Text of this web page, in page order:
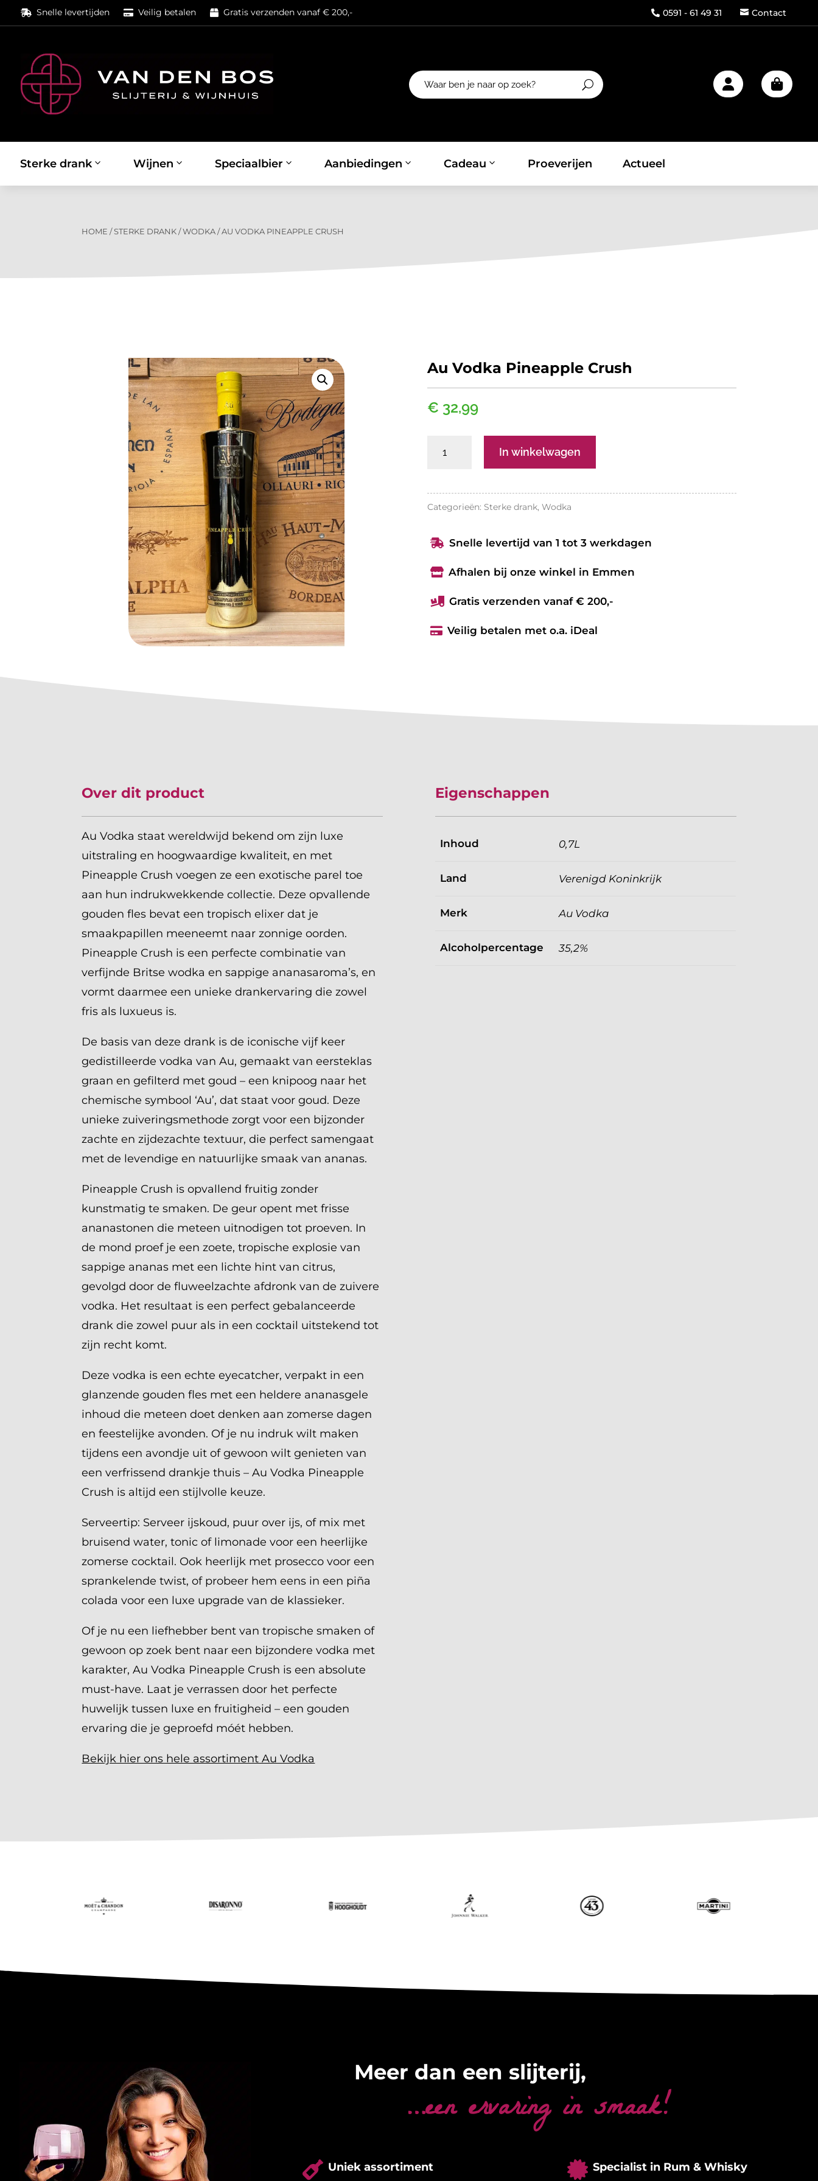
 Snelle levertijden  Veilig betalen  Gratis verzenden vanaf € 200,-  0591 - 61 49 31  Contact

Sterke drank Wijnen Speciaalbier Aanbiedingen Cadeau Proeverijen Actueel
HOME /STERKE DRANK /WODKA /AU VODKA PINEAPPLE CRUSH
Au Vodka Pineapple Crush
€ 32,99
Crush
In winkelwagen
Categorieën: Sterke drank, Wodka
 Snelle levertijd van 1 tot 3 werkdagen
 Afhalen bij onze winkel in Emmen
 Gratis verzenden vanaf € 200,-
 Veilig betalen met o.a. iDeal
Over dit product
Au Vodka staat wereldwijd bekend om zijn luxe
uitstraling en hoogwaardige kwaliteit, en met
Pineapple Crush voegen ze een exotische parel toe
aan hun indrukwekkende collectie. Deze opvallende
gouden fles bevat een tropisch elixer dat je
smaakpapillen meeneemt naar zonnige oorden.
Pineapple Crush is een perfecte combinatie van
verfijnde Britse wodka en sappige ananasaroma’s, en
vormt daarmee een unieke drankervaring die zowel
fris als luxueus is.
De basis van deze drank is de iconische vijf keer
gedistilleerde vodka van Au, gemaakt van eersteklas
graan en gefilterd met goud – een knipoog naar het
chemische symbool ‘Au’, dat staat voor goud. Deze
unieke zuiveringsmethode zorgt voor een bijzonder
zachte en zijdezachte textuur, die perfect samengaat
met de levendige en natuurlijke smaak van ananas.
Pineapple Crush is opvallend fruitig zonder
kunstmatig te smaken. De geur opent met frisse
ananastonen die meteen uitnodigen tot proeven. In
de mond proef je een zoete, tropische explosie van
sappige ananas met een lichte hint van citrus,
gevolgd door de fluweelzachte afdronk van de zuivere
vodka. Het resultaat is een perfect gebalanceerde
drank die zowel puur als in een cocktail uitstekend tot
zijn recht komt.
Deze vodka is een echte eyecatcher, verpakt in een
glanzende gouden fles met een heldere ananasgele
inhoud die meteen doet denken aan zomerse dagen
en feestelijke avonden. Of je nu indruk wilt maken
tijdens een avondje uit of gewoon wilt genieten van
een verfrissend drankje thuis – Au Vodka Pineapple
Crush is altijd een stijlvolle keuze.
Serveertip: Serveer ijskoud, puur over ijs, of mix met
bruisend water, tonic of limonade voor een heerlijke
zomerse cocktail. Ook heerlijk met prosecco voor een
sprankelende twist, of probeer hem eens in een piña
colada voor een luxe upgrade van de klassieker.
Of je nu een liefhebber bent van tropische smaken of
gewoon op zoek bent naar een bijzondere vodka met
karakter, Au Vodka Pineapple Crush is een absolute
must-have. Laat je verrassen door het perfecte
huwelijk tussen luxe en fruitigheid – een gouden
ervaring die je geproefd móét hebben.
Bekijk hier ons hele assortiment Au Vodka
Eigenschappen
Inhoud 0,7L
Land Verenigd Koninkrijk
Merk Au Vodka
Alcoholpercentage 35,2%
Meer dan een slijterij,
…een ervaring in smaak!
 Uniek assortiment  Specialist in Rum & Whisky